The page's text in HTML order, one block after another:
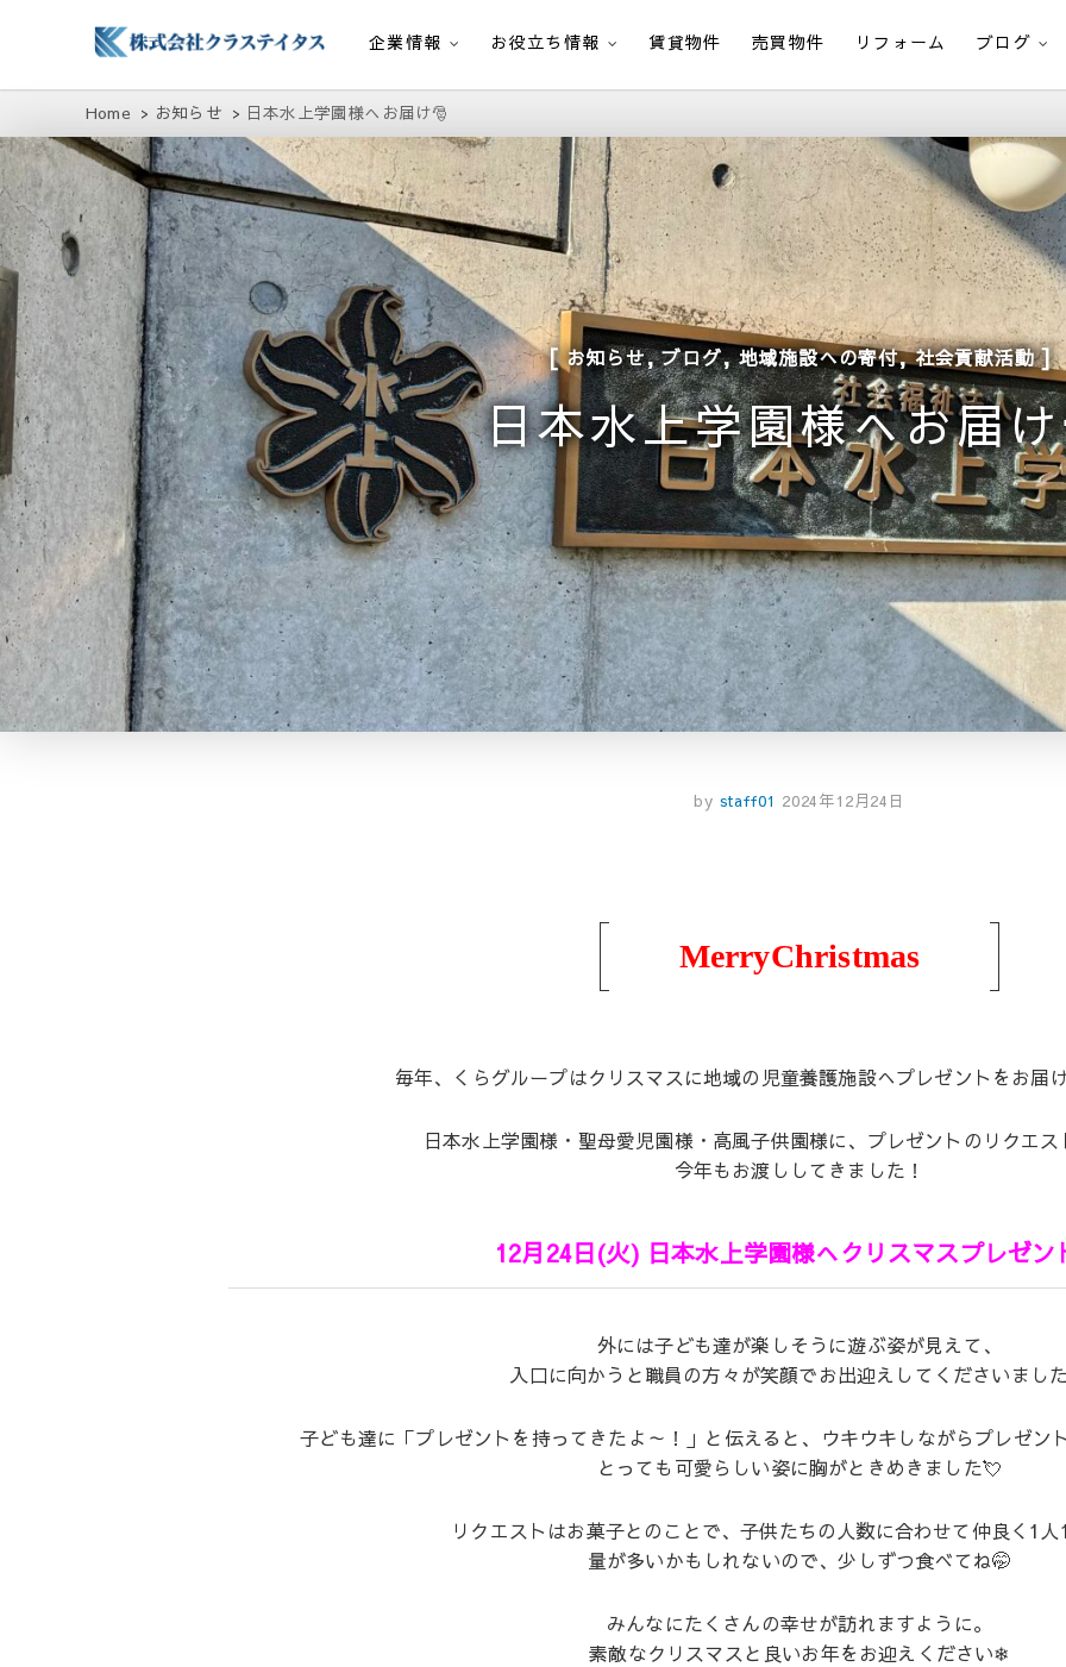
株式会社クラステイタス
企業情報 お役立ち情報 賃貸物件 売買物件 リフォーム ブログ
Home お知らせ 日本水上学園様へお届け🎅
お知らせ,ブログ,地域施設への寄付,社会貢献活動
日本水上学園様へお届
by staff01 2024年12月24日
MerryChristmas
毎年、くらグループはクリスマスに地域の児童養護施設へプレゼントをお届
日本水上学園様・聖母愛児園様・高風子供園様に、プレゼントのリクエ
今年もお渡ししてきました！
12月24日(火) 日本水上学園様へクリスマスプレゼン
外には子ども達が楽しそうに遊ぶ姿が見えて、
入口に向かうと職員の方々が笑顔でお出迎えしてくださいまし
子ども達に「プレゼントを持ってきたよ～！」と伝えると、ウキウキしながらプレゼン
とっても可愛らしい姿に胸がときめきました💘
リクエストはお菓子とのことで、子供たちの人数に合わせて仲良く1
量が多いかもしれないので、少しずつ食べてね🤭
みんなにたくさんの幸せが訪れますように。
素敵なクリスマスと良いお年をお迎えください❄